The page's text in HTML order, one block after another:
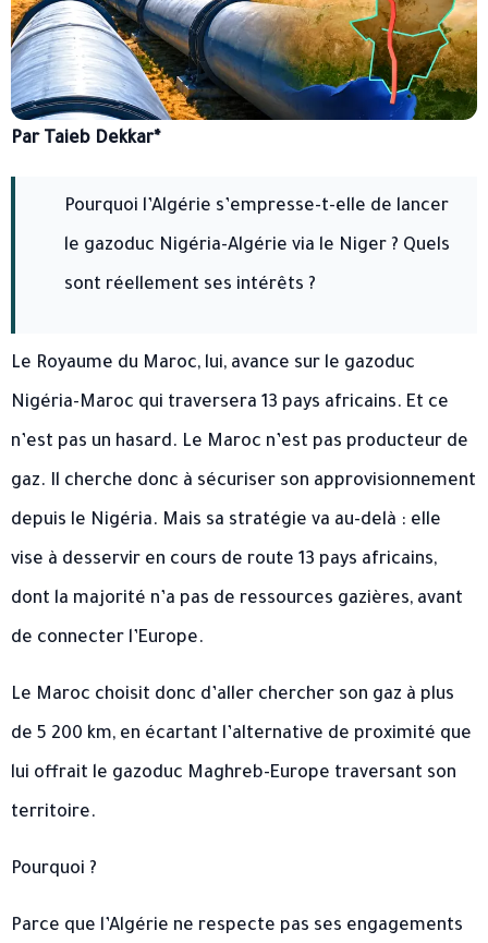
Par Taieb Dekkar*
Pourquoi l’Algérie s’empresse-t-elle de lancer
le gazoduc Nigéria-Algérie via le Niger ? Quels
sont réellement ses intérêts ?
Le Royaume du Maroc, lui, avance sur le gazoduc
Nigéria-Maroc qui traversera 13 pays africains. Et ce
n’est pas un hasard. Le Maroc n’est pas producteur de
gaz. Il cherche donc à sécuriser son approvisionnement
depuis le Nigéria. Mais sa stratégie va au-delà : elle
vise à desservir en cours de route 13 pays africains,
dont la majorité n’a pas de ressources gazières, avant
de connecter l’Europe.
Le Maroc choisit donc d’aller chercher son gaz à plus
de 5 200 km, en écartant l’alternative de proximité que
lui offrait le gazoduc Maghreb-Europe traversant son
territoire.
Pourquoi ?
Parce que l’Algérie ne respecte pas ses engagements